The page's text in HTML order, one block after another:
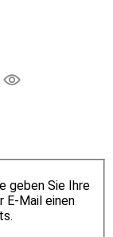
geben Sie Ihre
E-Mail einen